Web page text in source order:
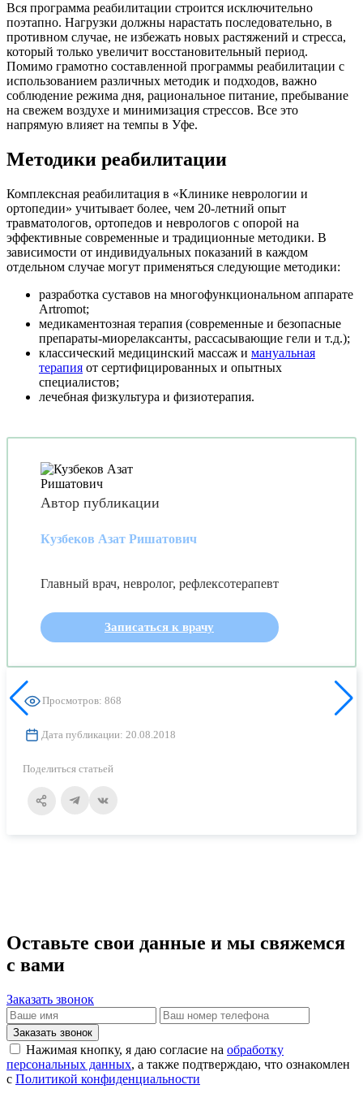
Вся программа реабилитации строится исключительно
поэтапно. Нагрузки должны нарастать последовательно, в
противном случае, не избежать новых растяжений и стресса,
который только увеличит восстановительный период.
Помимо грамотно составленной программы реабилитации с
использованием различных методик и подходов, важно
соблюдение режима дня, рациональное питание, пребывание
на свежем воздухе и минимизация стрессов. Все это
напрямую влияет на темпы в Уфе.
Методики реабилитации
Комплексная реабилитация в «Клинике неврологии и
ортопедии» учитывает более, чем 20-летний опыт
травматологов, ортопедов и неврологов с опорой на
эффективные современные и традиционные методики. В
зависимости от индивидуальных показаний в каждом
отдельном случае могут применяться следующие методики:
разработка суставов на многофункциональном аппарате
Artromot;
медикаментозная терапия (современные и безопасные
препараты-миорелаксанты, рассасывающие гели и т.д.);
классический медицинский массаж и мануальная
терапия от сертифицированных и опытных
специалистов;
лечебная физкультура и физиотерапия.
Автор публикации
Кузбеков Азат Ришатович
Главный врач, невролог, рефлексотерапевт
Записаться к врачу
Просмотров: 868
Дата публикации: 20.08.2018
Поделиться статьей
Оставьте свои данные и мы свяжемся
с вами
Заказать звонок
Заказать звонок
Нажимая кнопку, я даю согласие на обработку
персональных данных, а также подтверждаю, что ознакомлен
с Политикой конфиденциальности